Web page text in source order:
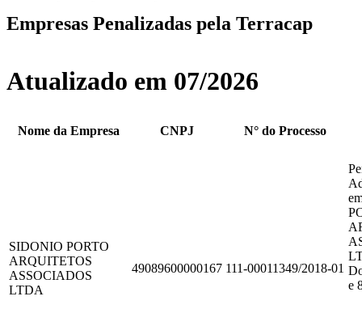
Empresas Penalizadas pela Terracap
Atualizado em 07/2026
Nome da Empresa CNPJ N° do Processo
SIDONIO PORTO
ARQUITETOS
ASSOCIADOS
LTDA
49089600000167 111-00011349/2018-01
e